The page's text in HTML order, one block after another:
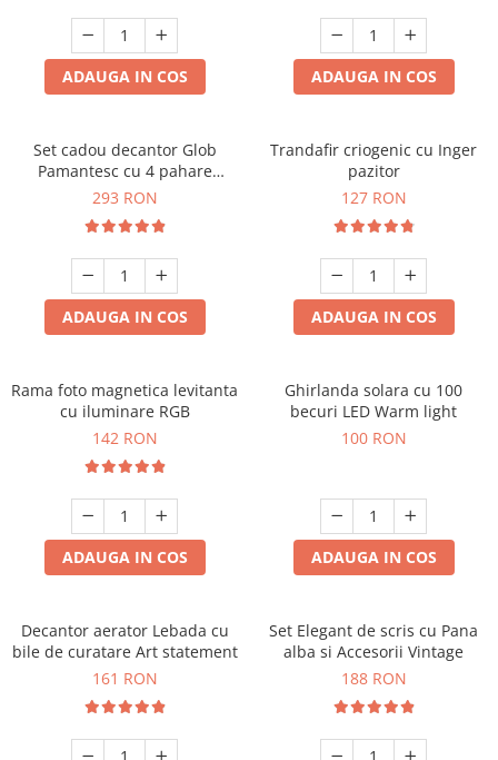
Cadouri Fete
Pentru Copilul din tine
Cadouri Haioase
Cadouri Majorat
Cadouri pentru Nasi
Cadouri pentru Bunici
Cadouri pentru Sefi
Cel ce are tot
Cani si Termosuri
Jocuri si Puzzle
Produse pentru Calatorie
Cadouri Sfantul Alexandru
Cadouri Sfanta Ana
Cadouri Sfanta Maria
Cadouri Sfintii Mihail si Gavriil
ADAUGA IN COS ADAUGA IN COS
Set cadou decantor Glob
Pamantesc cu 4 pahare
Deluxe
293 RON
ADAUGA IN COS
Trandafir criogenic cu Inger
pazitor
127 RON
ADAUGA IN COS
Rama foto magnetica levitanta
cu iluminare RGB
142 RON
ADAUGA IN COS
Ghirlanda solara cu 100
becuri LED Warm light
100 RON
ADAUGA IN COS
Decantor aerator Lebada cu
bile de curatare Art statement
161 RON
Set Elegant de scris cu Pana
alba si Accesorii Vintage
188 RON